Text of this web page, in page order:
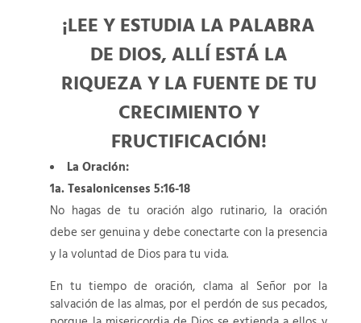
¡LEE Y ESTUDIA LA PALABRA
DE DIOS, ALLÍ ESTÁ LA
RIQUEZA Y LA FUENTE DE TU
CRECIMIENTO Y
FRUCTIFICACIÓN!
La Oración:
1a. Tesalonicenses 5:16-18
No hagas de tu oración algo rutinario, la oración
debe ser genuina y debe conectarte con la presencia
y la voluntad de Dios para tu vida.
En tu tiempo de oración, clama al Señor por la
salvación de las almas, por el perdón de sus pecados,